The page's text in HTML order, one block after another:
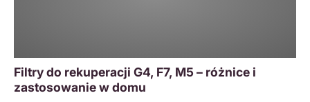
Filtry do rekuperacji G4, F7, M5 – różnice i
zastosowanie w domu